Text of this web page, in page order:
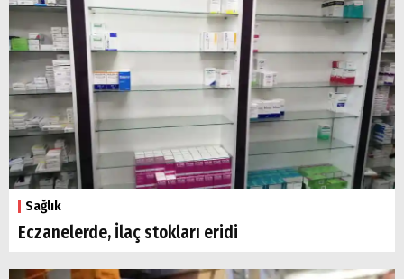
Sağlık
Eczanelerde, İlaç stokları eridi